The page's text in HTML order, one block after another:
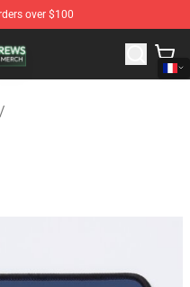
over $100
Crews Merchandise
/